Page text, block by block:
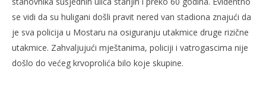
se vidi da su huligani došli pravit nered van stadiona znajući da
je sva policija u Mostaru na osiguranju utakmice druge rizične
utakmice. Zahvaljujući mještanima, policiji i vatrogascima nije
došlo do većeg krvoprolića bilo koje skupine.